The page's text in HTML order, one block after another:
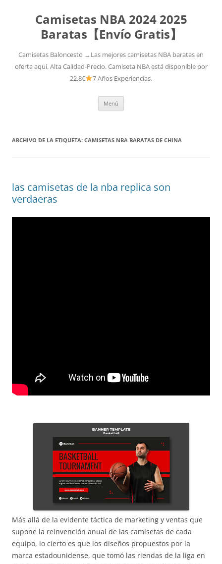
Camisetas NBA 2024 2025
Baratas【Envío Gratis】
Camisetas Baloncesto →Las mejores camisetas NBA baratas en
oferta aquí. Alta Calidad-Precio. Camiseta NBA está disponible por
22,8€
7 Años Experiencias.
Menú
ARCHIVO DE LA ETIQUETA: CAMISETAS NBA BARATAS DE CHINA
las camisetas de la nba replica son
verdaeras
Más allá de la evidente táctica de marketing y ventas que
supone la reinvención anual de las camisetas de cada
equipo, lo cierto es que los diseños propuestos por la
marca estadounidense, que tomó las riendas de la liga en